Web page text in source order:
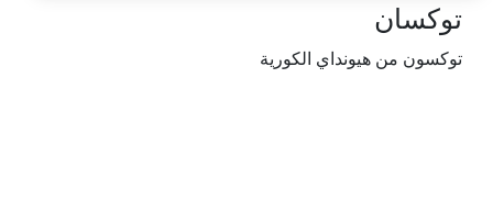
توكسان
توكسون من هيونداي الكورية